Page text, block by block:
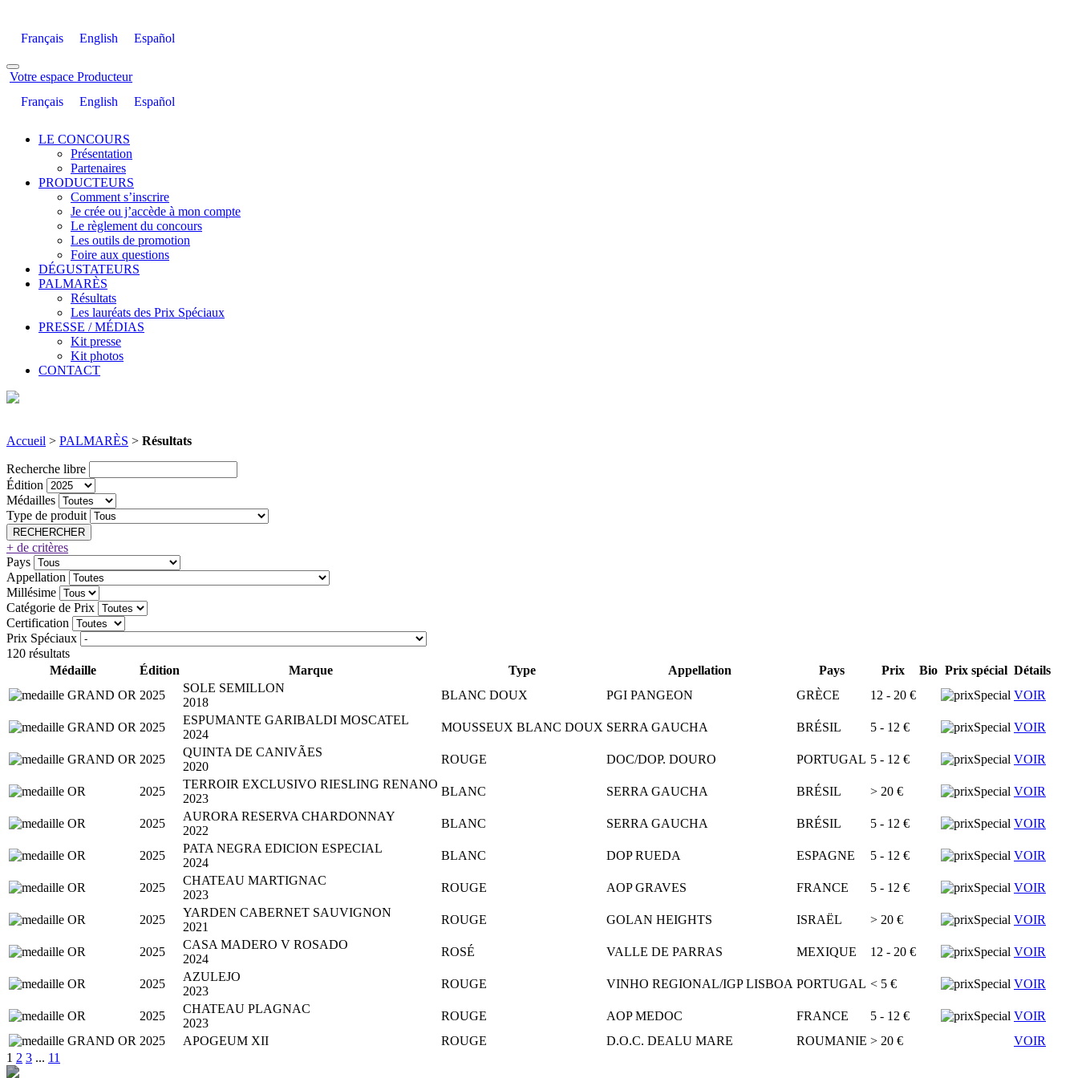
Français English Español
Votre espace Producteur
Français
English Español
LE CONCOURS
Présentation
Partenaires
PRODUCTEURS
Comment s’inscrire
Je crée ou j’accède à mon compte
Le règlement du concours
Les outils de promotion
Foire aux questions
DÉGUSTATEURS
PALMARÈS
Résultats
Les lauréats des Prix Spéciaux
PRESSE / MÉDIAS
Kit presse
Kit photos
CONTACT
Accueil > PALMARÈS > Résultats
Recherche libre
Édition
Médailles
Type de produit
+ de critères
Pays
Appellation
Millésime
Catégorie de Prix
Certification
Prix Spéciaux
120 résultats
Médaille
Édition Marque Type Appellation Pays Prix Bio Prix spécial Détails
2025
SOLE SEMILLON
2018
BLANC DOUX PGI PANGEON GRÈCE 12 - 20 € VOIR
2025
ESPUMANTE GARIBALDI MOSCATEL
2024
MOUSSEUX BLANC DOUX SERRA GAUCHA BRÉSIL 5 - 12 € VOIR
2025
QUINTA DE CANIVÃES
2020
ROUGE DOC/DOP. DOURO PORTUGAL 5 - 12 € VOIR
2025
TERROIR EXCLUSIVO RIESLING RENANO
2023
BLANC SERRA GAUCHA BRÉSIL > 20 € VOIR
2025
AURORA RESERVA CHARDONNAY
2022
BLANC SERRA GAUCHA BRÉSIL 5 - 12 € VOIR
2025
PATA NEGRA EDICION ESPECIAL
2024
BLANC DOP RUEDA ESPAGNE 5 - 12 € VOIR
2025
CHATEAU MARTIGNAC
2023
ROUGE AOP GRAVES FRANCE 5 - 12 € VOIR
2025
YARDEN CABERNET SAUVIGNON
2021
ROUGE GOLAN HEIGHTS ISRAËL > 20 € VOIR
2025
CASA MADERO V ROSADO
2024
ROSÉ VALLE DE PARRAS MEXIQUE 12 - 20 € VOIR
2025
AZULEJO
2023
ROUGE VINHO REGIONAL/IGP LISBOA PORTUGAL < 5 € VOIR
2025
CHATEAU PLAGNAC
2023
ROUGE AOP MEDOC FRANCE 5 - 12 €
VOIR
2025
APOGEUM XII ROUGE D.O.C. DEALU MARE ROUMANIE > 20 €
VOIR
1 2 3 ... 11